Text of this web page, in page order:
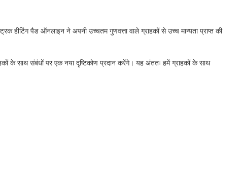
हीटिंग पैड ऑनलाइन ने अपनी उच्चतम गुणवत्ता वाले ग्राहकों से उच्च मान्यता प्राप्त की
के साथ संबंधों पर एक नया दृष्टिकोण प्रदान करेंगे। यह अंततः हमें ग्राहकों के साथ